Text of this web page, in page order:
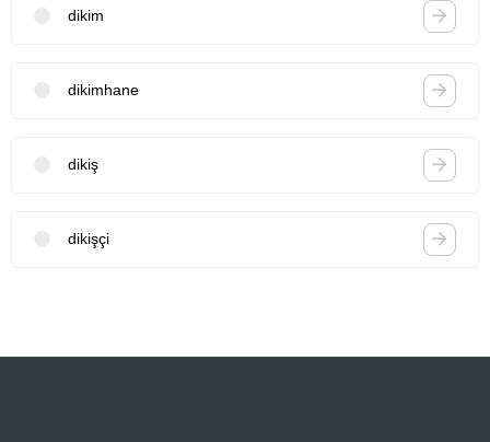
dikim
dikimhane
dikiş
dikişçi